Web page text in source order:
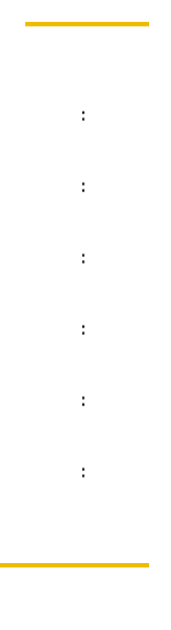
:
:
:
:
:
: